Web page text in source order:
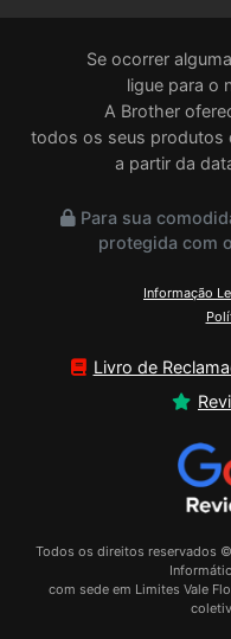
Se ocorrer
ligue para o
A Brother
todos os seus produtos
a partir da
Para sua
protegida com
Informação
Livro de
Todos os direitos reservados
com sede em Limites Vale